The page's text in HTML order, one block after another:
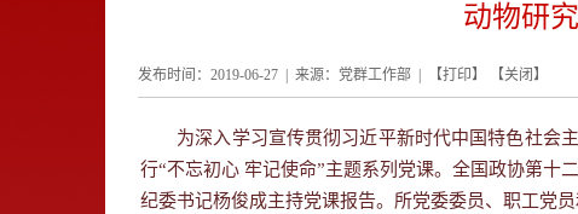
动物研
发布时间：2019-06-27 | 来源：党群工作部 | 【打印】 【关闭 】
为深入学习宣传贯彻习近平新时代中国特色社会
行“不忘初心 牢记使命”主题系列党课。全国政协第十
纪委书记杨俊成主持党课报告。所党委委员、职工党